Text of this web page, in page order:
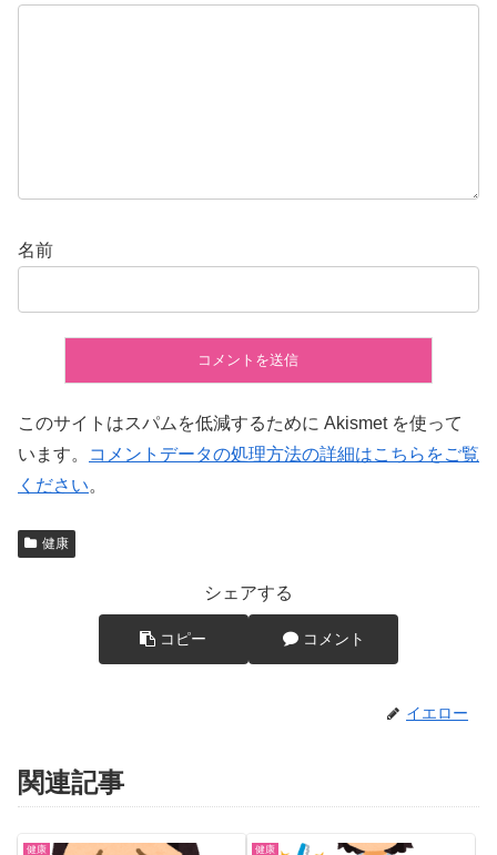
名前
このサイトはスパムを低減するために Akismet を使って
います。
コメントデータの処理方法の詳細はこちらをご覧
ください。
健康
シェアする
コピー コメント
イエロー
関連記事
健康 健康